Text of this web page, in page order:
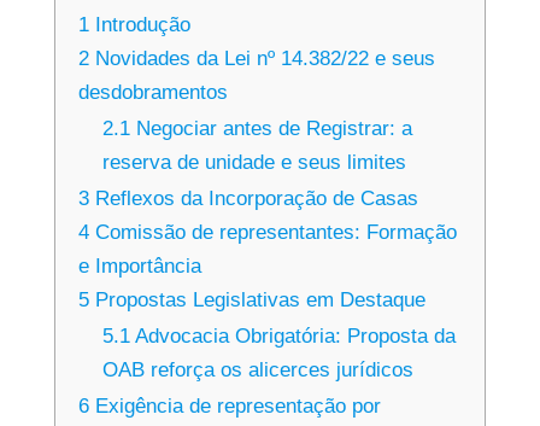
1 Introdução
2 Novidades da Lei nº 14.382/22 e seus
desdobramentos
2.1 Negociar antes de Registrar: a
reserva de unidade e seus limites
3 Reflexos da Incorporação de Casas
4 Comissão de representantes: Formação
e Importância
5 Propostas Legislativas em Destaque
5.1 Advocacia Obrigatória: Proposta da
OAB reforça os alicerces jurídicos
6 Exigência de representação por